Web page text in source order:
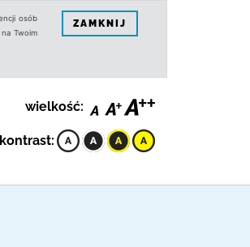
osób
Twoim
ZAMKNIJ
wielkość:
kontrast: